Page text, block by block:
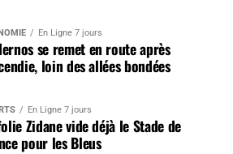
En Ligne 7 jours
se remet en route après
loin des allées bondées
En Ligne 7 jours
Zidane vide déjà le Stade de
pour les Bleus